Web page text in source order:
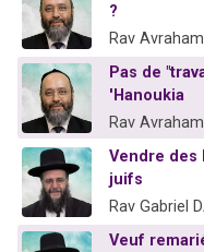
?
Rav
Pas de
'Hanoukia
Rav
Vendre des
juifs
Rav Gabriel
Veuf